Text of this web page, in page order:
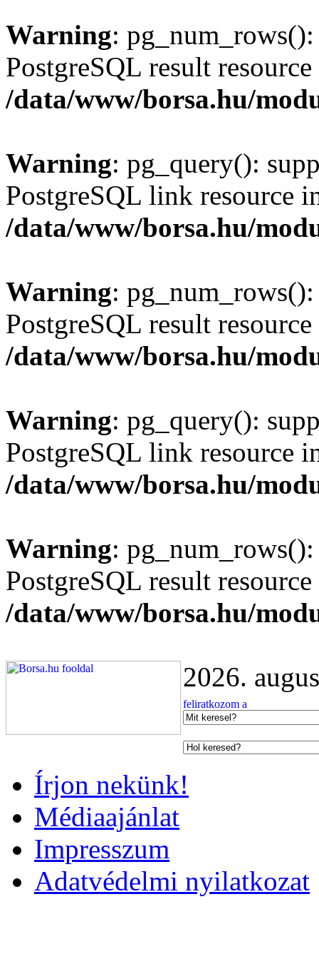
Warning:
PostgreSQL result
/data/www/borsa.hu/
Warning: pg_query():
PostgreSQL link resource
/data/www/borsa.hu/
Warning:
PostgreSQL result
/data/www/borsa.hu/
Warning: pg_query():
PostgreSQL link resource
/data/www/borsa.hu/
Warning:
PostgreSQL result
/data/www/borsa.hu/
2026.
Írjon nekünk!
Médiaajánlat
Impresszum
Adatvédelmi nyilatkozat